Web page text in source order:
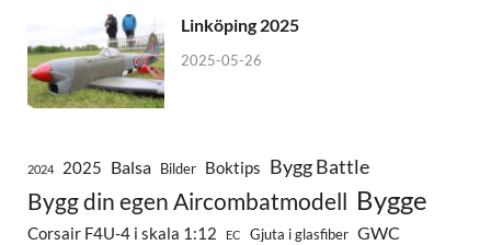
Linköping 2025
2025-05-26
2024 2025 Balsa Bilder Boktips Bygg Battle
Bygg din egen Aircombatmodell Bygge
Corsair F4U-4 i skala 1:12 EC Gjuta i glasfiber GWC